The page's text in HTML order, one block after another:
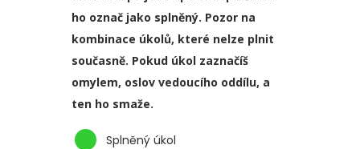
ho označ jako splněný. Pozor na
kombinace úkolů, které nelze plnit
současně. Pokud úkol zaznačíš
omylem, oslov vedoucího oddílu, a
ten ho smaže.
Splněný úkol